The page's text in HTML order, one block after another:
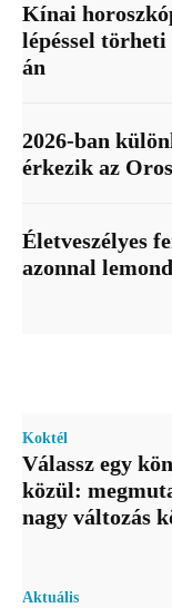
Kínai
lépéssel törheti
án
2026-ban
érkezik az
Életveszélyes
azonnal
Koktél
Válassz egy
közül:
nagy változás
Aktuális